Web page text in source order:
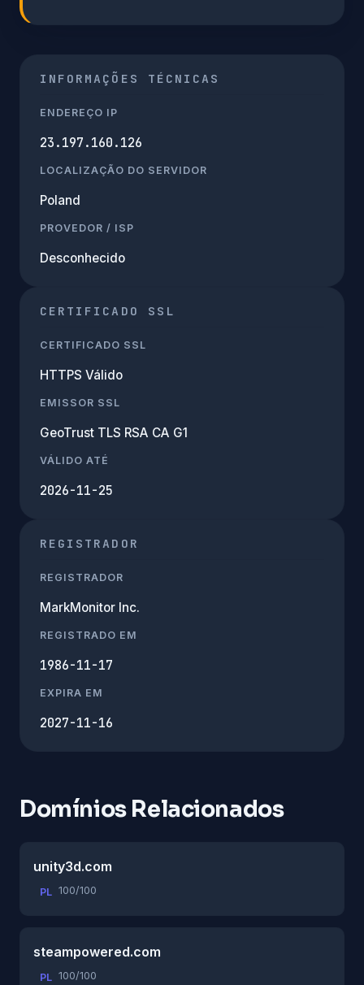
INFORMAÇÕES TÉCNICAS
ENDEREÇO IP
23.197.160.126
LOCALIZAÇÃO DO SERVIDOR
Poland
PROVEDOR / ISP
Desconhecido
CERTIFICADO SSL
CERTIFICADO SSL
HTTPS Válido
EMISSOR SSL
GeoTrust TLS RSA CA G1
VÁLIDO ATÉ
2026-11-25
REGISTRADOR
REGISTRADOR
MarkMonitor Inc.
REGISTRADO EM
1986-11-17
EXPIRA EM
2027-11-16
Domínios Relacionados
unity3d.com
PL 100/100
steampowered.com
PL 100/100